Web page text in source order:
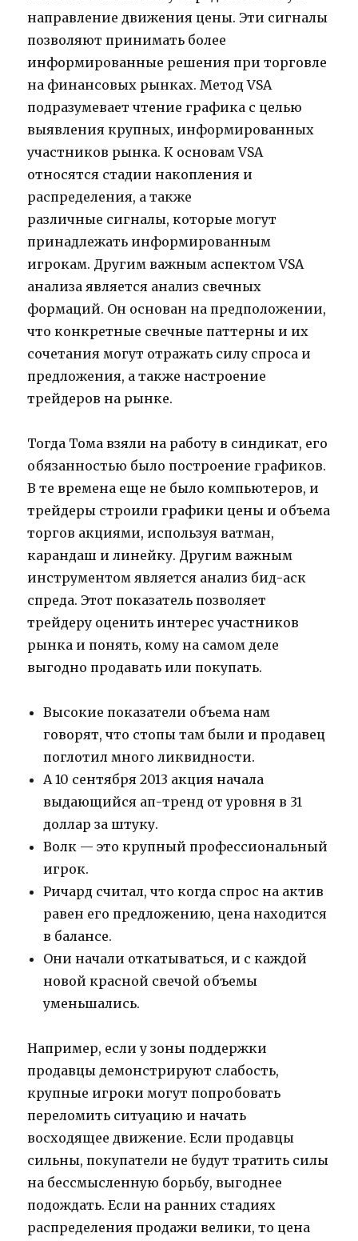
направление движения цены. Эти сигналы
позволяют принимать более
информированные решения при торговле
на финансовых рынках. Метод VSA
подразумевает чтение графика с целью
выявления крупных, информированных
участников рынка. К основам VSA
относятся стадии накопления и
распределения, а также
различные сигналы, которые могут
принадлежать информированным
игрокам. Другим важным аспектом VSA
анализа является анализ свечных
формаций. Он основан на предположении,
что конкретные свечные паттерны и их
сочетания могут отражать силу спроса и
предложения, а также настроение
трейдеров на рынке.
Тогда Тома взяли на работу в синдикат, его
обязанностью было построение графиков.
В те времена еще не было компьютеров, и
трейдеры строили графики цены и объема
торгов акциями, используя ватман,
карандаш и линейку. Другим важным
инструментом является анализ бид-аск
спреда. Этот показатель позволяет
трейдеру оценить интерес участников
рынка и понять, кому на самом деле
выгодно продавать или покупать.
Высокие показатели объема нам
говорят, что стопы там были и продавец
поглотил много ликвидности.
А 10 сентября 2013 акция начала
выдающийся ап-тренд от уровня в 31
доллар за штуку.
Волк — это крупный профессиональный
игрок.
Ричард считал, что когда спрос на актив
равен его предложению, цена находится
в балансе.
Они начали откатываться, и с каждой
новой красной свечой объемы
уменьшались.
Например, если у зоны поддержки
продавцы демонстрируют слабость,
крупные игроки могут попробовать
переломить ситуацию и начать
восходящее движение. Если продавцы
сильны, покупатели не будут тратить силы
на бессмысленную борьбу, выгоднее
подождать. Если на ранних стадиях
распределения продажи велики, то цена